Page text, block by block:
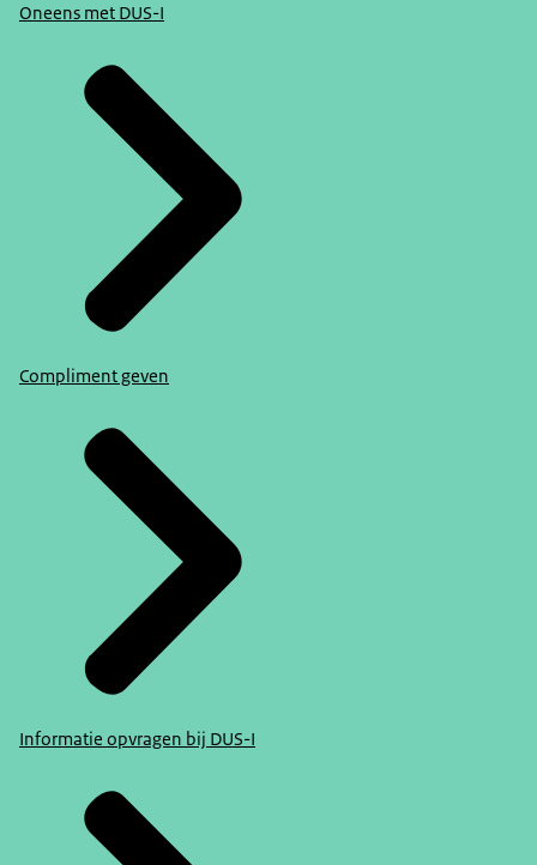
Oneens met DUS-I
Compliment geven
Informatie opvragen bij DUS-I